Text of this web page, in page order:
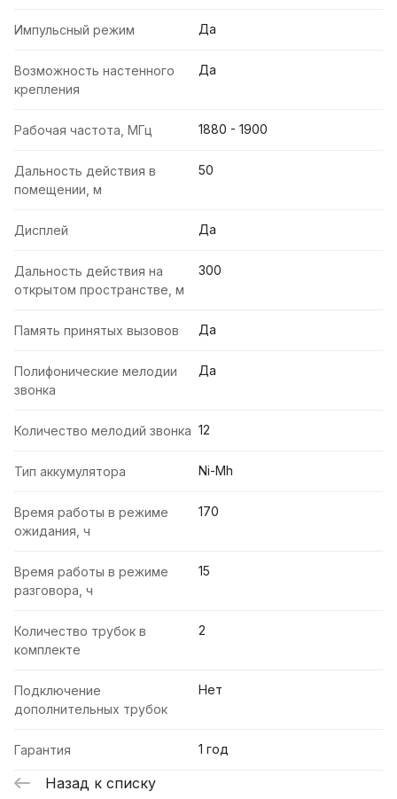
Импульсный режим Да
Возможность настенного
крепления
Да
Рабочая частота, МГц 1880 - 1900
Дальность действия в
помещении, м
50
Дисплей Да
Дальность действия на
открытом пространстве, м
300
Память принятых вызовов Да
Полифонические мелодии
звонка
Да
Количество мелодий звонка 12
Тип аккумулятора Ni-Mh
Время работы в режиме
ожидания, ч
170
Время работы в режиме
разговора, ч
15
Количество трубок в
комплекте
2
Подключение
дополнительных трубок
Нет
Гарантия 1 год
Назад к списку